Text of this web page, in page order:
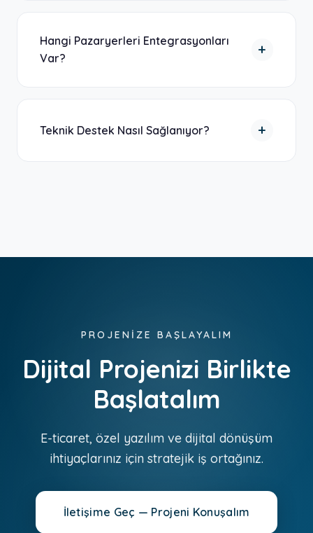
tamamlanır.
Hangi Pazaryerleri Entegrasyonları
Var?
+
Epttavm entegrasyonları bulunmaktadır.
Teknik Destek Nasıl Sağlanıyor? +
PROJENİZE BAŞLAYALIM
Dijital Projenizi Birlikte
Başlatalım
E-ticaret, özel yazılım ve dijital dönüşüm
ihtiyaçlarınız için stratejik iş ortağınız.
İletişime Geç — Projeni Konuşalım